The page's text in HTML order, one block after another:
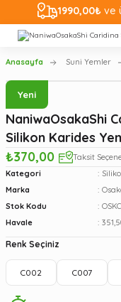
1990,00₺ ve
Anasayfa Suni Yemler
Yeni
NaniwaOsakaShi
Silikon Karides
₺370,00
Taksit
Kategori
Marka
Stok Kodu
Havale
Renk Seçiniz
C002 C007